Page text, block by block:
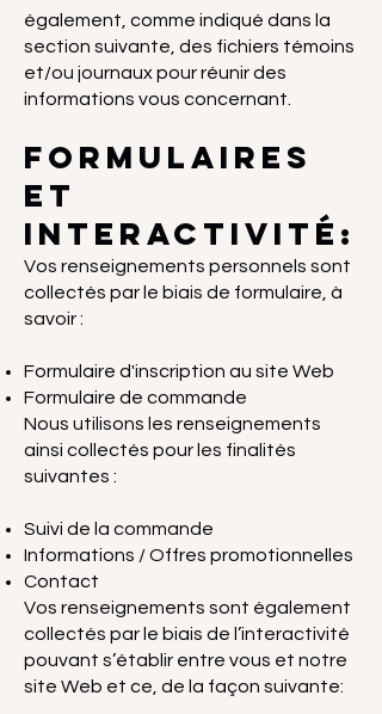
également, comme indiqué dans la
section suivante, des fichiers témoins
et/ou journaux pour réunir des
informations vous concernant.
Formulaires
et
interactivité:
Vos renseignements personnels sont
collectés par le biais de formulaire, à
savoir :
Formulaire d'inscription au site Web
Formulaire de commande
Nous utilisons les renseignements
ainsi collectés pour les finalités
suivantes :
Suivi de la commande
Informations / Offres promotionnelles
Contact
Vos renseignements sont également
collectés par le biais de l’interactivité
pouvant s’établir entre vous et notre
site Web et ce, de la façon suivante: